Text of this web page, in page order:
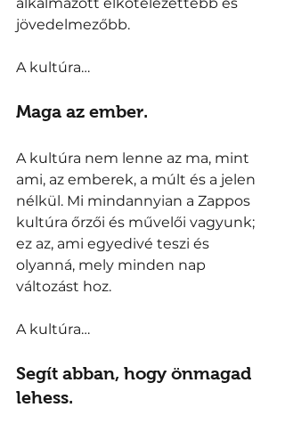
jövedelmezőbb.
A kultúra…
Maga az ember.
A kultúra nem lenne az ma, mint
ami, az emberek, a múlt és a jelen
nélkül. Mi mindannyian a Zappos
kultúra őrzői és művelői vagyunk;
ez az, ami egyedivé teszi és
olyanná, mely minden nap
változást hoz.
A kultúra…
Segít abban, hogy önmagad
lehess.